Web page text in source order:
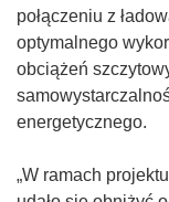
z
y
s
i
ę
n
połączeniu z
optymalnego
obciążeń
energetycznego.
„W ramach